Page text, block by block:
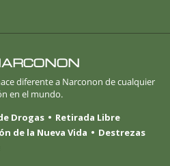
diferente a Narconon de cualquier
en el mundo.
Drogas
Retirada Libre
de la Nueva Vida
Destrezas